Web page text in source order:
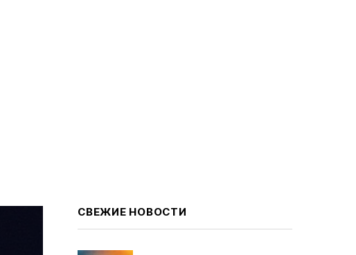
СВЕЖИЕ НОВОСТИ